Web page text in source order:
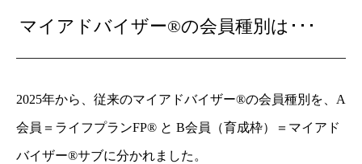
マイアドバイザー®の会員種別は･･･
2025年から、従来のマイアドバイザー®の会員種別を、A
会員＝ライフプランFP® と B会員（育成枠）＝マイアド
バイザー®サブに分かれました。